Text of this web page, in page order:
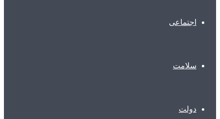
اجتماعی
سلامت
دولت